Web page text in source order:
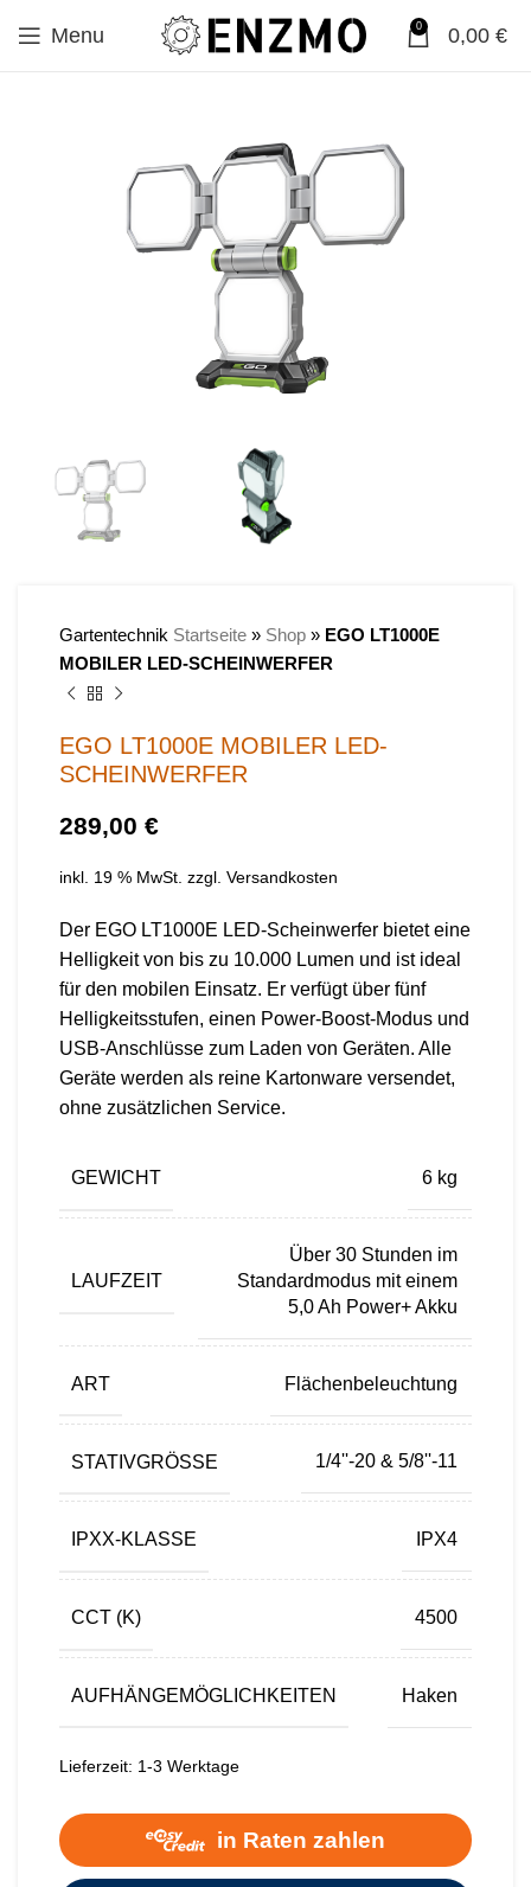
Menu 0 0,00 €
Gartentechnik Startseite » Shop » EGO LT1000E
MOBILER LED-SCHEINWERFER
EGO LT1000E MOBILER LED-
SCHEINWERFER
€
inkl. 19 % MwSt. zzgl. Versandkosten
Der EGO LT1000E LED-Scheinwerfer bietet eine
Helligkeit von bis zu 10.000 Lumen und ist ideal
für den mobilen Einsatz. Er verfügt über fünf
Helligkeitsstufen, einen Power-Boost-Modus und
USB-Anschlüsse zum Laden von Geräten. Alle
Geräte werden als reine Kartonware versendet,
ohne zusätzlichen Service.
GEWICHT 6 kg
LAUFZEIT
Über 30 Stunden im
Standardmodus mit einem
5,0 Ah Power+ Akku
ART Flächenbeleuchtung
STATIVGRÖSSE 1/4''-20 & 5/8''-11
IPXX-KLASSE IPX4
CCT (K) 4500
AUFHÄNGEMÖGLICHKEITEN Haken
Lieferzeit: 1-3 Werktage